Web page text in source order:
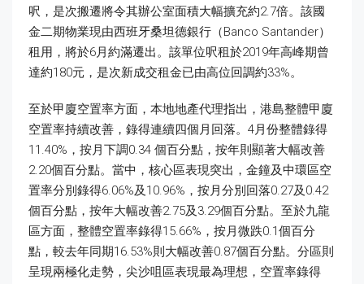
呎，是次搬遷將令其辦公室面積大幅擴充約2.7倍。該國
金二期物業現由西班牙桑坦德銀行（Banco Santander）
租用，將於6月約滿遷出。該單位呎租於2019年高峰期曾
達約180元，是次新成交租金已由高位回調約33%。
至於甲廈空置率方面，本地地產代理指出，港島整體甲廈
空置率持續改善，錄得連續四個月回落。4月份整體錄得
11.40%，按月下調0.34 個百分點，按年則顯著大幅改善
2.20個百分點。當中，核心區表現突出，金鐘及中環區空
置率分別錄得6.06%及10.96%，按月分別回落0.27及0.42
個百分點，按年大幅改善2.75及3.29個百分點。至於九龍
區方面，整體空置率錄得15.66%，按月微跌0.1個百分
點，較去年同期16.53%則大幅改善0.87個百分點。分區則
呈現兩極化走勢，尖沙咀區表現最為理想，空置率錄得